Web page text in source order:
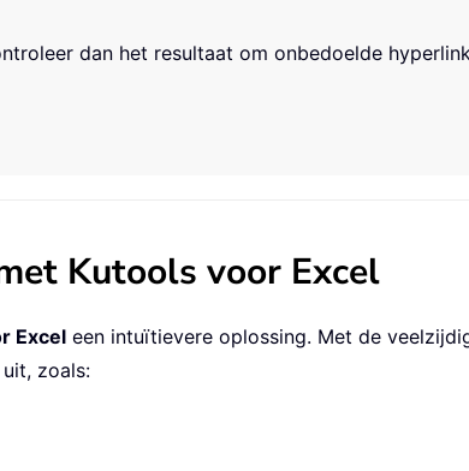
dan het resultaat om onbedoelde
Kutools voor Excel
Excel een intuïtievere oplossing. Met de
zoals: